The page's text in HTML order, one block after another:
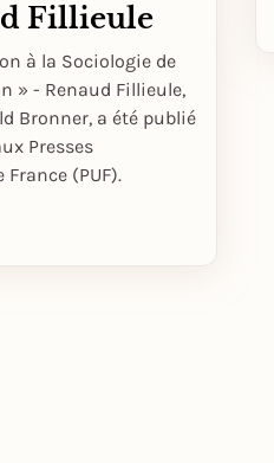
Fillieule
à la Sociologie de
» - Renaud Fillieule,
Bronner, a été publié
Presses
(PUF).